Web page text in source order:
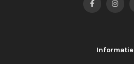
Informatie